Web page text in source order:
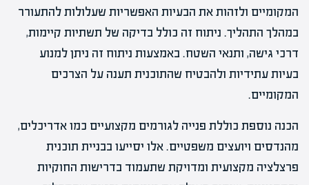
המקומיים ולזהות את הבעיות האפשריות שעלולות להתעורר
במהלך התהליך. ניתוח זה כולל בדיקה של תשתיות קיימות,
דרכי גישה, ותנאי השטח. באמצעות ניתוח זה ניתן למנוע
בעיות עתידיות ולהבטיח שהתוכנית תענה על הצרכים
המקומיים.
הכנה נוספת כוללת פנייה לגורמים מקצועיים כמו אדריכלים,
מהנדסים ויועצים משפטיים. אלו יסייעו בבניית תוכנית
פרצלציה מקצועית ומדויקת שתעמוד בדרישות החוקיות